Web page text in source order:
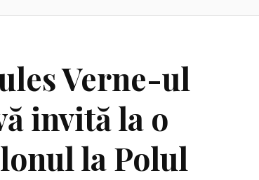
Verne-ul
invită la o
la Polul